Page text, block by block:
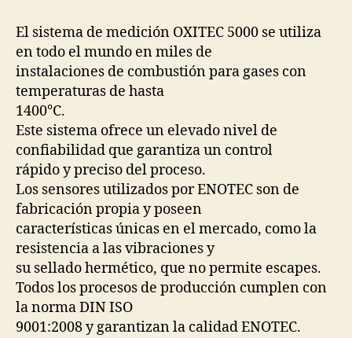
El sistema de medición OXITEC 5000 se utiliza
en todo el mundo en miles de
instalaciones de combustión para gases con
temperaturas de hasta
1400°C.
Este sistema ofrece un elevado nivel de
confiabilidad que garantiza un control
rápido y preciso del proceso.
Los sensores utilizados por ENOTEC son de
fabricación propia y poseen
características únicas en el mercado, como la
resistencia a las vibraciones y
su sellado hermético, que no permite escapes.
Todos los procesos de producción cumplen con
la norma DIN ISO
9001:2008 y garantizan la calidad ENOTEC.